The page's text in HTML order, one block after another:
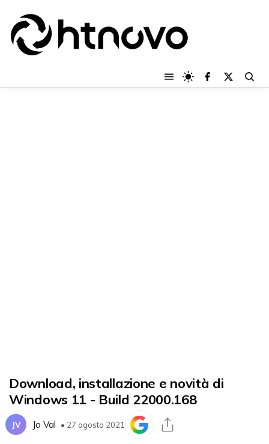
Download, installazione e novità di
Windows 11 - Build 22000.168
JV Jo Val • 27 agosto 2021